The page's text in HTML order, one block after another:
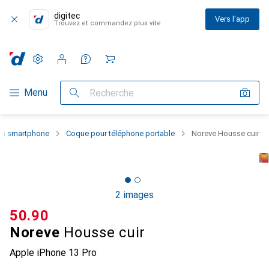
digitec
Trouvez et commandez plus vite Vers l'app
Navigation par catégorie
Menu Recherche
Paramètres
Compte client
Listes de comparaison
Listes d'envies
Panier
smartphone Coque pour téléphone portable Noreve Housse cuir
2 images
Noreve Housse cuir
Apple iPhone 13 Pro
CHF
50.90